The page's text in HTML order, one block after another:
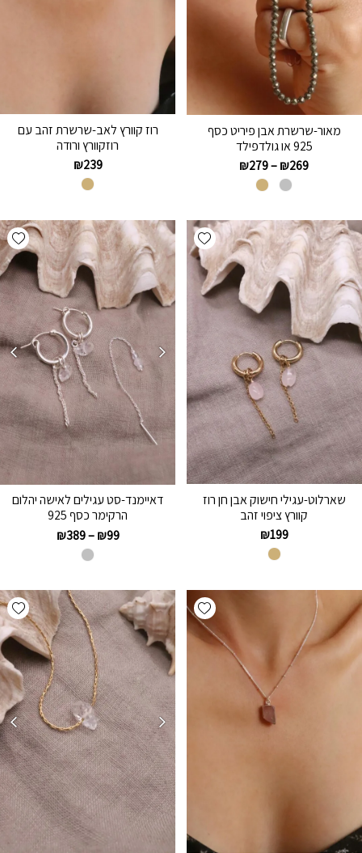
מאור-שרשרת אבן פיריט כסף
925 או גולדפילד
₪269
–
₪279
רוז קוורץ לאב-שרשרת זהב עם
רוזקוורץ ורודה
₪239
Add wishlist
שארלוט-עגילי חישוק אבן חן רוז
קוורץ ציפוי זהב
₪199
דאיימנד-סט עגילים לאישה יהלום
הרקימר כסף 925
₪99
–
₪389
Add wishlist